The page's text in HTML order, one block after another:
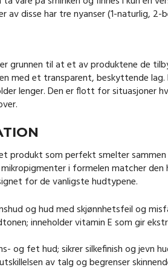
av disse har tre nyanser (1-naturlig, 2-
grunnen til at et av produktene de
med et transparent, beskyttende
lenger. Den er flott for situasjoner
som perfekt smelter sammen
i formelen matcher den
for de vanligste hudtypene.
og hud med skjønnhetsfeil og
inneholder vitamin E som gir
og fet hud; sikrer silkefinish og jevn
av talg og begrenser